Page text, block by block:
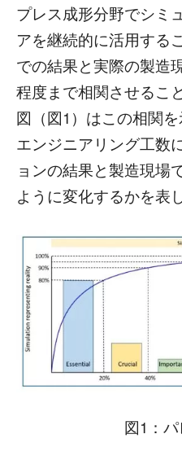
プレス成形分野でシミ
アを継続的に活用する
での結果と実際の製造
程度まで相関させるこ
図（図1）はこの相関
エンジニアリング工数
ョンの結果と製造現場
ように変化するかを表
図1：